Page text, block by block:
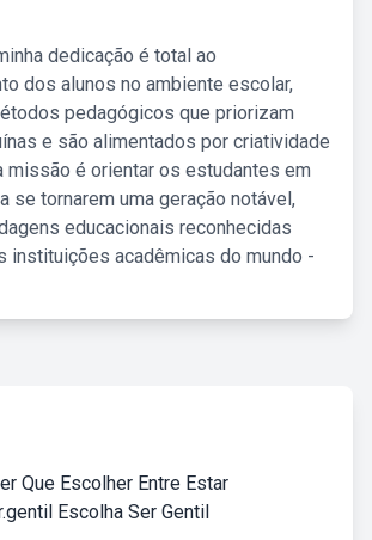
dedicação é total ao
dos alunos no ambiente escolar,
pedagógicos que priorizam
e são alimentados por criatividade
missão é orientar os estudantes em
se tornarem uma geração notável,
educacionais reconhecidas
instituições acadêmicas do mundo -
Que Escolher Entre Estar
Escolha Ser Gentil